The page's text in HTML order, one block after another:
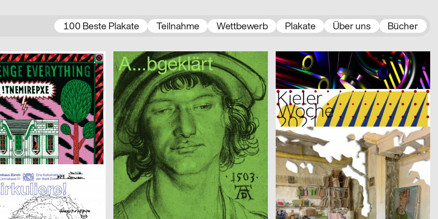
100 Beste Plakate Teilnahme Wettbewerb Plakate Über uns Bücher
D
2021
Vlisco
Beton – Gruppe für Gestaltung A
2021
Jamy Herrmann CH
2021
Restart – Montreux Jazz Festival 2021
Luft D
2021
Miriam Häfele D
2021
Alles ist hin
Claudiabasel Grafik & Interaktion CH
2021
Kieler Woche 2021
Imma Caretta, Gianluca Flütsch, Giannoulas Dimitris CH
2021
Verena Mack D
2021
Human Parasite
Roueche Denis, Studio Fondamenta CH
2021
Etudes d’espace [Raumstudien] n° 1-52 – Visarte Vaud
CH Isabell Hammelbeck, Jana Michael D
2021
Artificial Sexism
2xGoldstein
2021
Architecture Infrastructure Landscape – Construction and Representation of the Territory in Latin America [Architektur Infrastruktur Landschaft – Konstruktion und Repräsentation des Territoriums in Lateinamerika]
CH
2021
3007 A
2021
3007 A
2021